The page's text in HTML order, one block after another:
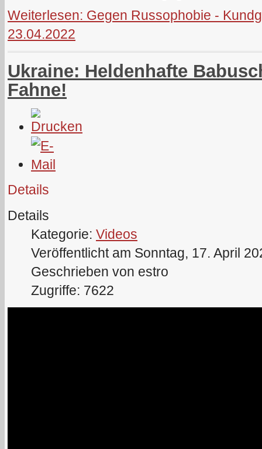
Weiterlesen: Gegen Russophobie -
23.04.2022
Ukraine: Heldenhafte
Fahne!
Details
Details
Kategorie: Videos
Veröffentlicht am Sonntag, 17. April
Geschrieben von estro
Zugriffe: 7622